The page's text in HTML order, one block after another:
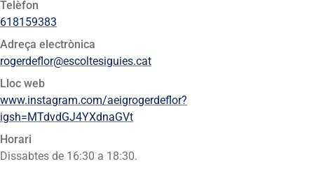
Telèfon
618159383
Adreça electrònica
rogerdeflor@escoltesiguies.cat
Lloc web
www.instagram.com/aeigrogerdeflor?
igsh=MTdvdGJ4YXdnaGVt
Horari
Dissabtes de 16:30 a 18:30.